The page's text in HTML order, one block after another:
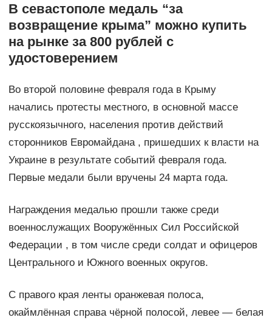
В севастополе медаль “за
возвращение крыма” можно купить
на рынке за 800 рублей с
удостоверением
Во второй половине февраля года в Крыму
начались протесты местного, в основной массе
русскоязычного, населения против действий
сторонников Евромайдана , пришедших к власти на
Украине в результате событий февраля года.
Первые медали были вручены 24 марта года.
Награждения медалью прошли также среди
военнослужащих Вооружённых Сил Российской
Федерации , в том числе среди солдат и офицеров
Центрального и Южного военных округов.
С правого края ленты оранжевая полоса,
окаймлённая справа чёрной полосой, левее — белая